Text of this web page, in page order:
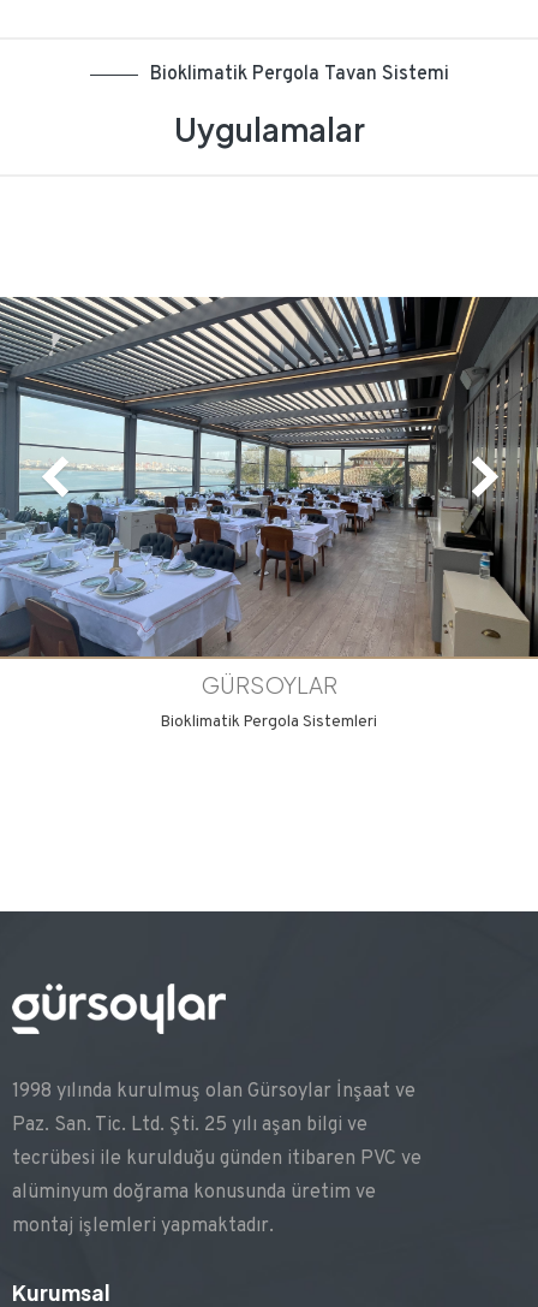
Bioklimatik Pergola Tavan Sistemi
Uygulamalar
GÜRSOYLAR
Bioklimatik Pergola Sistemleri
1998 yılında kurulmuş olan Gürsoylar İnşaat ve
Paz. San. Tic. Ltd. Şti. 25 yılı aşan bilgi ve
tecrübesi ile kurulduğu günden itibaren PVC ve
alüminyum doğrama konusunda üretim ve
montaj işlemleri yapmaktadır.
Kurumsal